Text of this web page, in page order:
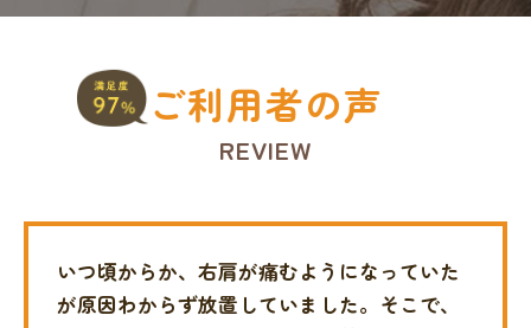
ご利用者の声
REVIEW
いつ頃からか、右肩が痛むようになっていた
が原因わからず放置していました。 そこで、